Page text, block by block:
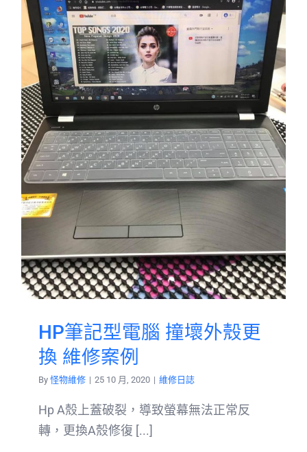
HP筆記型電腦 撞壞外殼更
換 維修案例
By 怪物維修 | 25 10 月, 2020 | 維修日誌
Hp A殼上蓋破裂，導致螢幕無法正常反
轉，更換A殼修復 [...]